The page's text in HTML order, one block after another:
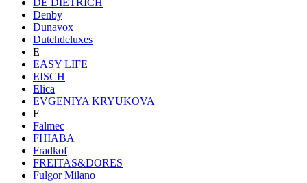
Denby
Dunavox
Dutchdeluxes
E
EASY LIFE
EISCH
Elica
EVGENIYA KRYUKOVA
F
Falmec
FHIABA
Fradkof
FREITAS&DORES
Fulgor Milano